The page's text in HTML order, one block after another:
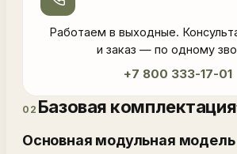
Работаем в выходные.
и заказ — по одному
+7 800 333-17-01
02 Базовая комплектация
Основная модульная модель